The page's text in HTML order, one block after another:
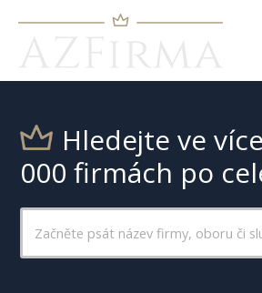
Hledejte ve
000 firmách po